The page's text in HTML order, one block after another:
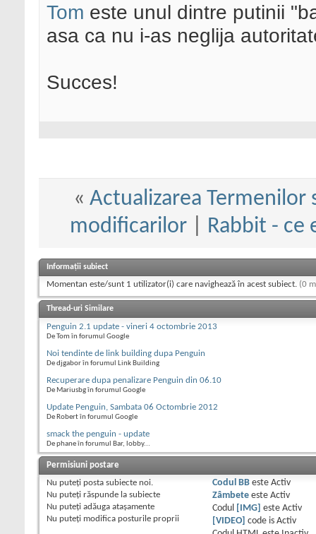
Tom este unul dintre putinii
asa ca nu i-as neglija
Succes!
« Actualizarea Termenilor
modificarilor
Rabbit - ce
Informații subiect
Momentan este/sunt 1 utilizator(i) care navighează în acest subiect. (0
Thread-uri Similare
Penguin 2.1 update - vineri 4 octombrie 2013
De Tom în forumul Google
Noi tendinte de link building dupa Penguin
De djgabor în forumul Link Building
Recuperare dupa penalizare Penguin din 06.10
De Mariusbg în forumul Google
Update Penguin, Sambata 06 Octombrie 2012
De Robert în forumul Google
smack the penguin - update
De phane în forumul Bar, lobby...
Permisiuni postare
Nu puteţi posta subiecte noi.
Nu puteţi răspunde la subiecte
Nu puteţi adăuga ataşamente
Nu puteţi modifica posturile proprii
Codul BBeste Activ
Zâmbeteeste Activ
Codul
[IMG] este Activ
[VIDEO]
code is Activ